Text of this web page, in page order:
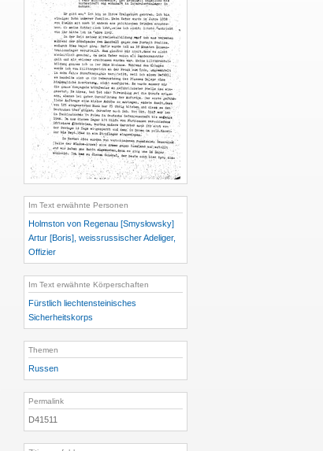
Im Text erwähnte Personen
Holmston von Regenau [Smysłowsky]
Artur [Boris], weissrussischer Adeliger,
Offizier
Im Text erwähnte Körperschaften
Fürstlich liechtensteinisches
Sicherheitskorps
Themen
Russen
Permalink
D41511